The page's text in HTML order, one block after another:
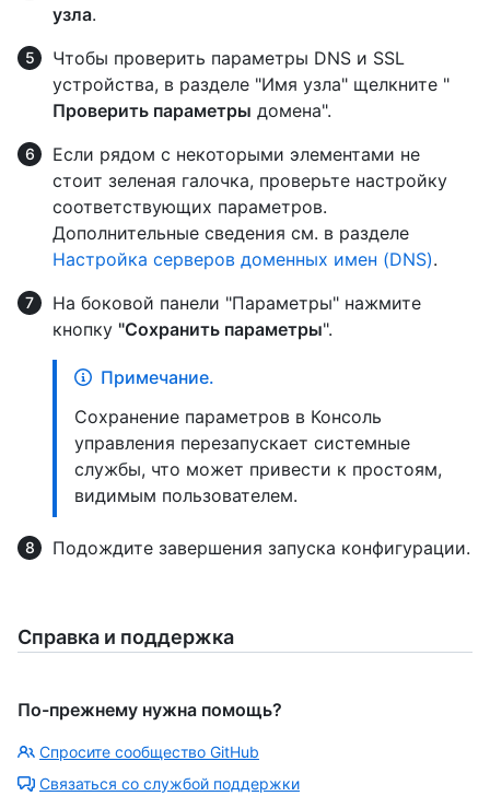
узла.
Чтобы проверить параметры DNS и SSL
устройства, в разделе "Имя узла" щелкните "
Проверить параметры домена".
Если рядом с некоторыми элементами не
стоит зеленая галочка, проверьте настройку
соответствующих параметров.
Дополнительные сведения см. в разделе
Настройка серверов доменных имен (DNS).
На боковой панели "Параметры" нажмите
кнопку "Сохранить параметры".
Примечание.
Сохранение параметров в Консоль
управления перезапускает системные
службы, что может привести к простоям,
видимым пользователем.
Подождите завершения запуска конфигурации.
Справка и поддержка
По-прежнему нужна помощь?
Спросите сообщество GitHub
Связаться со службой поддержки